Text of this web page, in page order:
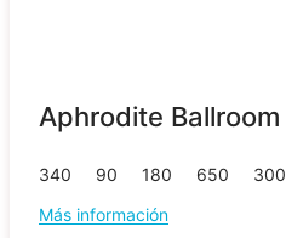
Aphrodite Ballroom
340 90 180 650
300
Más información